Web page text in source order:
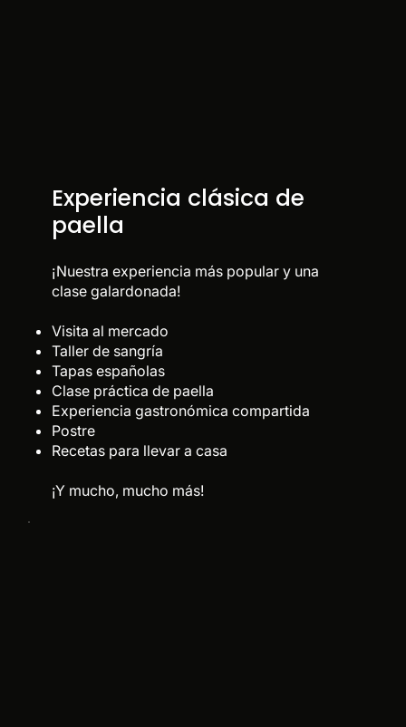
Experiencia clásica de
paella
¡Nuestra experiencia más popular y una
clase galardonada!
Visita al mercado
Taller de sangría
Tapas españolas
Clase práctica de paella
Experiencia gastronómica compartida
Postre
Recetas para llevar a casa
¡Y mucho, mucho más!